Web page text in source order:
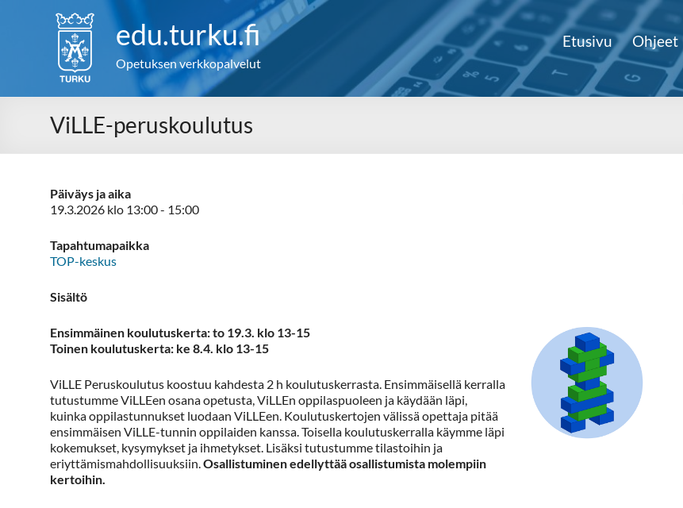
edu.turku.fi
Opetuksen verkkopalvelut
Etusivu Ohjeet
ViLLE-peruskoulutus
Päiväys ja aika
19.3.2026 klo 13:00 - 15:00
Tapahtumapaikka
TOP-keskus
Sisältö
Ensimmäinen koulutuskerta: to 19.3. klo 13-15
Toinen koulutuskerta: ke 8.4. klo 13-15
ViLLE Peruskoulutus koostuu kahdesta 2 h koulutuskerrasta. Ensimmäisellä kerralla
tutustumme ViLLEen osana opetusta, ViLLEn oppilaspuoleen ja käydään läpi,
kuinka oppilastunnukset luodaan ViLLEen. Koulutuskertojen välissä opettaja pitää
ensimmäisen ViLLE-tunnin oppilaiden kanssa. Toisella koulutuskerralla käymme läpi
kokemukset, kysymykset ja ihmetykset. Lisäksi tutustumme tilastoihin ja
eriyttämismahdollisuuksiin.Osallistuminen edellyttää osallistumista molempiin
kertoihin.